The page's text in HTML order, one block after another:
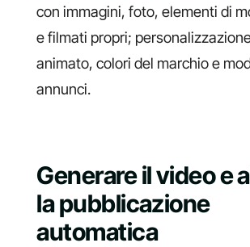
con immagini, foto, elementi di
e filmati propri;
animato, colori del marchio e
annunci.
Generare il video e
la pubblicazione
automatica